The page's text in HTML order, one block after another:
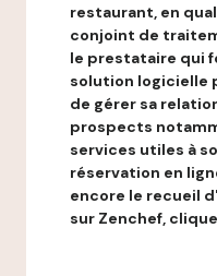
restaurant, en
conjoint de
le prestataire qui
solution logicielle
de gérer sa
prospects
services utiles à
réservation en
encore le recueil
sur Zenchef,